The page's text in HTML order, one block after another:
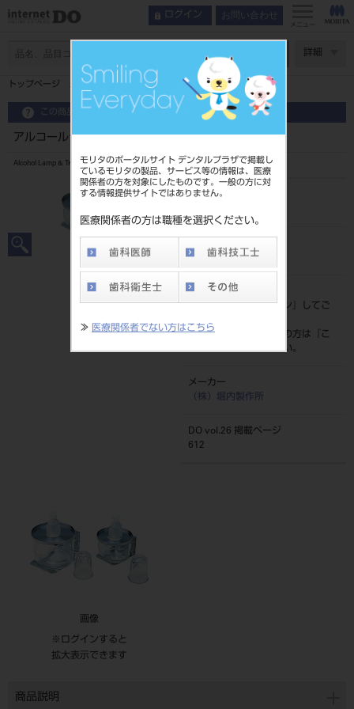
モリタのポータルサイト デンタルプラザで掲載し
ているモリタの製品、サービス等の情報は、医療
関係者の方を対象にしたものです。一般の方に対
する情報提供サイトではありません。
医療関係者の方は職種を選択ください。
≫ 医療関係者でない方はこちら
ログイン お問い合わせ
メニュー
詳細
トップページ アルコールランプ&トレー 小
この商品に関するお問い合わせ
アルコールランプ&トレー 小
Alcohol Lamp & Tray
品目コード
4560241644808
標準価格
価格の確認は『ログイン
』してご
ネット会員登録がまだの方は『
こ
ちら』より登録ください。
メーカー
（株）堀内製作所
DO vol.26 掲載ページ
612
画像
※ログインすると
拡大表示できます
商品説明